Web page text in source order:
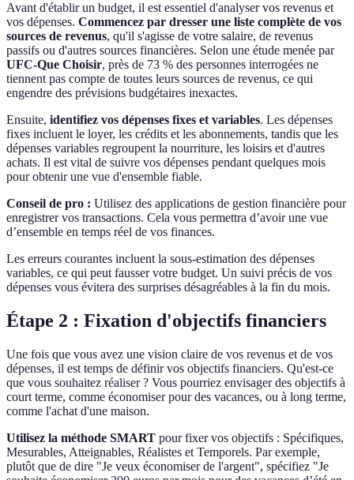
Avant d'établir un budget, il est essentiel d'analyser vos revenus et
vos dépenses. Commencez par dresser une liste complète de vos
sources de revenus, qu'il s'agisse de votre salaire, de revenus
passifs ou d'autres sources financières. Selon une étude menée par
UFC-Que Choisir, près de 73 % des personnes interrogées ne
tiennent pas compte de toutes leurs sources de revenus, ce qui
engendre des prévisions budgétaires inexactes.
Ensuite, identifiez vos dépenses fixes et variables. Les dépenses
fixes incluent le loyer, les crédits et les abonnements, tandis que les
dépenses variables regroupent la nourriture, les loisirs et d'autres
achats. Il est vital de suivre vos dépenses pendant quelques mois
pour obtenir une vue d'ensemble fiable.
Conseil de pro : Utilisez des applications de gestion financière pour
enregistrer vos transactions. Cela vous permettra d’avoir une vue
d’ensemble en temps réel de vos finances.
Les erreurs courantes incluent la sous-estimation des dépenses
variables, ce qui peut fausser votre budget. Un suivi précis de vos
dépenses vous évitera des surprises désagréables à la fin du mois.
Étape 2 : Fixation d'objectifs financiers
Une fois que vous avez une vision claire de vos revenus et de vos
dépenses, il est temps de définir vos objectifs financiers. Qu'est-ce
que vous souhaitez réaliser ? Vous pourriez envisager des objectifs à
court terme, comme économiser pour des vacances, ou à long terme,
comme l'achat d'une maison.
Utilisez la méthode SMART pour fixer vos objectifs : Spécifiques,
Mesurables, Atteignables, Réalistes et Temporels. Par exemple,
plutôt que de dire "Je veux économiser de l'argent", spécifiez "Je